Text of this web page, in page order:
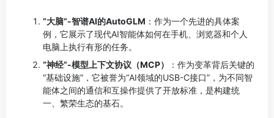
“大脑”-智谱AI的AutoGLM ：作为一个先进的具体案
例，它展示了现代AI智能体如何在手机、浏览器和个人
电脑上执行有形的任务。
“神经”-模型上下文协议（MCP）
：作为变革背后关键的
“基础设施”，它被誉为“AI领域的USB-C接口”，为不同智
能体之间的通信和互操作提供了开放标准，是构建统
一、繁荣生态的基石。